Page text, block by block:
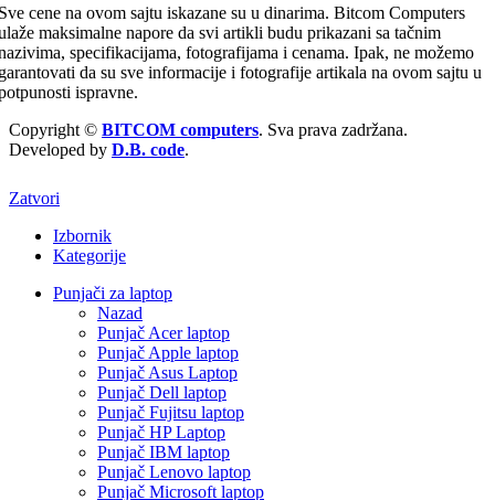
cene na ovom sajtu iskazane su u dinarima. Bitcom Computers
maksimalne napore da svi artikli budu prikazani sa tačnim
specifikacijama, fotografijama i cenama. Ipak, ne možemo
da su sve informacije i fotografije artikala na ovom sajtu u
ispravne.
Copyright © BITCOM computers. Sva prava zadržana.
Developed by D.B. code.
Zatvori
Izbornik
Kategorije
Punjači za laptop
Nazad
Punjač Acer laptop
Punjač Apple laptop
Punjač Asus Laptop
Punjač Dell laptop
Punjač Fujitsu laptop
Punjač HP Laptop
Punjač IBM laptop
Punjač Lenovo laptop
Punjač Microsoft laptop